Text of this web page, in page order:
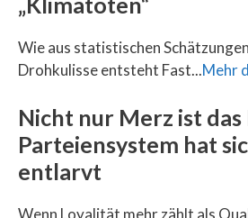
Wie aus statistischen
Drohkulisse entsteht Fast...Mehr
Nicht nur Merz ist
Parteiensystem hat
entlarvt
Wenn Loyalität mehr zählt als